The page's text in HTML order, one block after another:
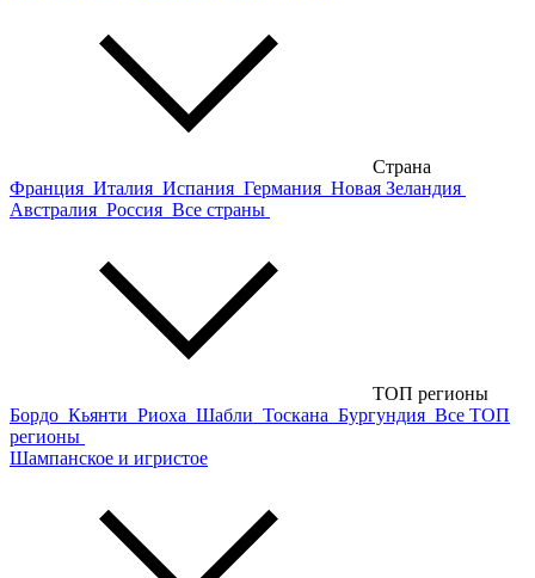
Страна
Франция Италия Испания Германия Новая Зеландия
Австралия Россия Все страны
ТОП регионы
Бордо Кьянти Риоха Шабли Тоскана Бургундия Все ТОП
регионы
Шампанское и игристое